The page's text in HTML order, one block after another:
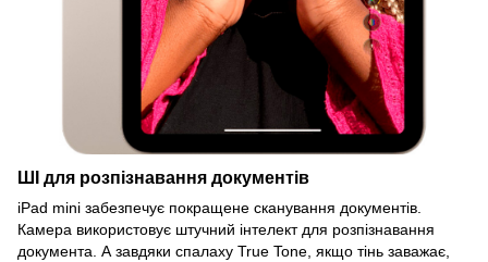
ШІ для розпізнавання документів
iPad mini забезпечує покращене сканування документів.
Камера використовує штучний інтелект для розпізнавання
документа. А завдяки спалаху True Tone, якщо тінь заважає,